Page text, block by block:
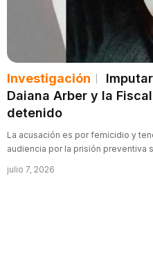
Investigación
Daiana Arber y la
detenido
La acusación es por femicidio y
audiencia por la prisión preventiva
julio 7, 2026